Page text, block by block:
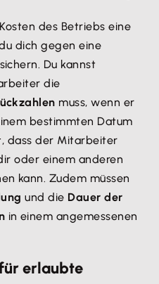
des Betriebs eine
dich gegen eine
Du kannst
die
muss, wenn er
bestimmten Datum
dass der Mitarbeiter
oder einem anderen
kann. Zudem müssen
und die Dauer der
in einem angemessenen
erlaubte